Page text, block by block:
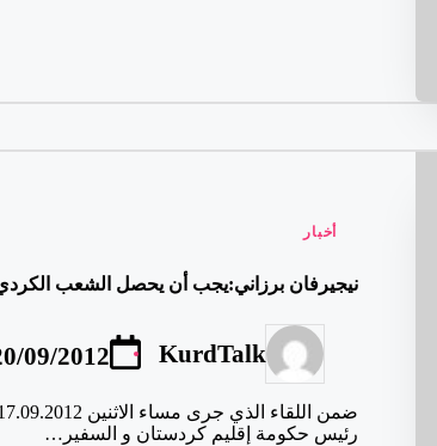
نُشر
أخبار
نيجيرفان برزاني:يجب أن يحصل الشعب
تمّ
بواسطة
KurdTalk
09/2012
رئيس حكومة إقليم كردستان و السفير…